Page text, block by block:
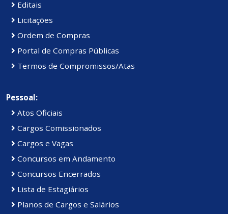
Editais
Licitações
Ordem de Compras
Portal de Compras Públicas
Termos de Compromissos/Atas
Pessoal:
Atos Oficiais
Cargos Comissionados
Cargos e Vagas
Concursos em Andamento
Concursos Encerrados
Lista de Estagiários
Planos de Cargos e Salários